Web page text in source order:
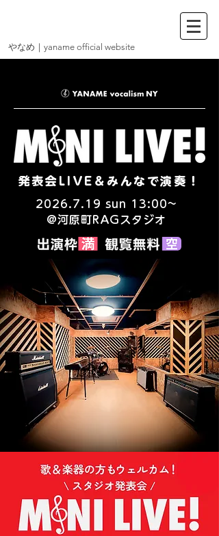
やなめ ｜yaname official website
発表会LIVE＆みんなで演奏！
2026.7.19 sun 13:00~
@河原町RAGスタジオ